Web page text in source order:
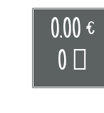
0.00 €
0